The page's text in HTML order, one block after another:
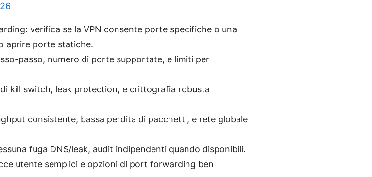
verifica se la VPN consente porte specifiche o una
aprire porte statiche.
passo, numero di porte supportate, e limiti per
kill switch, leak protection, e crittografia robusta
consistente, bassa perdita di pacchetti, e rete globale
fuga DNS/leak, audit indipendenti quando disponibili.
utente semplici e opzioni di port forwarding ben